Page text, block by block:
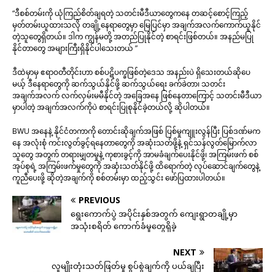
“ဒီစစ်တမ်းကို ယုံကြည်စိတ်ချရတဲ့ သတင်းမီဒီယာတွေကနေ တဆင့်စောင့်ကြည့်
မှတ်တမ်းယူထားသလို တချို့နေရာတွေမှာ မြေပြင်မှာ အချက်အလက်ကောက်ယူနိုင်
တဲ့သူတွေရှိတယ်။ ဒါက ကျွန်မတို့ အတည်ပြုနိုင်တဲ့ စာရင်းဖြစ်တယ်။ အနည်မပြု
နိုင်တာတွေ အများကြီးရှိနိုင်ပါသေးတယ် ”
ဒီထဲမှာမှ ဧရာဝတီတိုင်းဟာ စစ်ပဋိပက္ခဖြစ်တဲ့ဒေသ အနည်းပဲ ရှိသေးတယ်ဆိုပေ
မယ့် ဒီနေရာတွေကို ဆက်သွယ်နိုင်ဖို့ ဆက်သွယ်ရေး ခက်ခဲတာ၊ သတင်း
အချက်အလက် လက်လှမ်းမမီနိုင်တဲ့ အခြေအနေ ဖြစ်နေတာကြောင့် သတင်းမီဒီယာ
မှာပါတဲ့ အချက်အလက်ကိုပဲ စာရင်းပြုစုနိုင်ခဲ့တယ်လို့ ဆိုပါတယ်။
BWU အနေနဲ့ နိုင်ငံတကာကို တောင်းဆိုချက်အဖြစ် ပြစ်မှုကျူးလွန်ပြီး ပြစ်ဒဏ်မက
နေ အလုံးစုံ ကင်းလွတ်ခွင့်ရနေတာတွေကို အဆုံးသတ်ဖို့နဲ့ ရှင်သန်လွတ်မြောက်လာ
သူတွေ အတွက် တရားမျှတမှုနဲ့ ကုစားခွင့်ကို အာမခံချက်ပေးနိုင်ဖို့၊ အကြမ်းဖက် စစ်
အုပ်စုရဲ့ အကြမ်းဖက်မှုတွေကို အဆုံးသတ်နိုင်ဖို့ ထိရောက်တဲ့ လုပ်ဆောင်ချက်တွေနဲ့
ကူညီပေးဖို့ ဆိုတဲ့အချက်ကို စစ်တမ်းမှာ ထည့်သွင်း ဖော်ပြထားပါတယ်။
PREVIOUS
ရွေးကောက်ပွဲ အပိုင်းနှစ်အတွက် ‌ကျေးရွာတချို့မှာ
အသုံးစရိတ် ကောက်ခံမှုတွေရှိခဲ့
NEXT
လူမျိုးတုံးသတ်ဖြတ်မှု စွပ်စွဲချက်ကို ပယ်ချပြီး